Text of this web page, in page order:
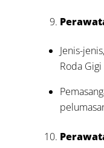
Jenis-
Roda Gigi